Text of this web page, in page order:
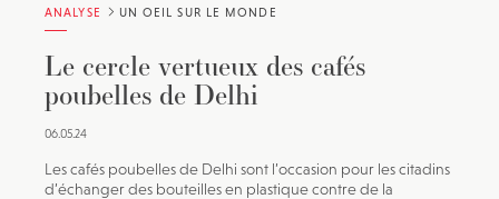
ANALYSE UN OEIL SUR LE MONDE
Le cercle vertueux des cafés
poubelles de Delhi
06.05.24
Les cafés poubelles de Delhi sont l’occasion pour les citadins
d’échanger des bouteilles en plastique contre de la